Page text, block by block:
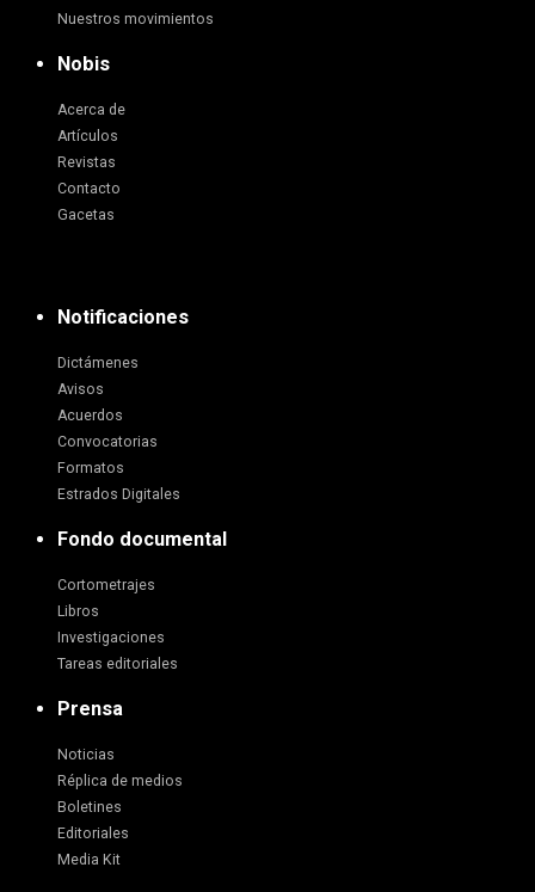
Nuestros movimientos
Nobis
Acerca de
Artículos
Revistas
Contacto
Gacetas
Notificaciones
Dictámenes
Avisos
Acuerdos
Convocatorias
Formatos
Estrados Digitales
Fondo documental
Cortometrajes
Libros
Investigaciones
Tareas editoriales
Prensa
Noticias
Réplica de medios
Boletines
Editoriales
Media Kit